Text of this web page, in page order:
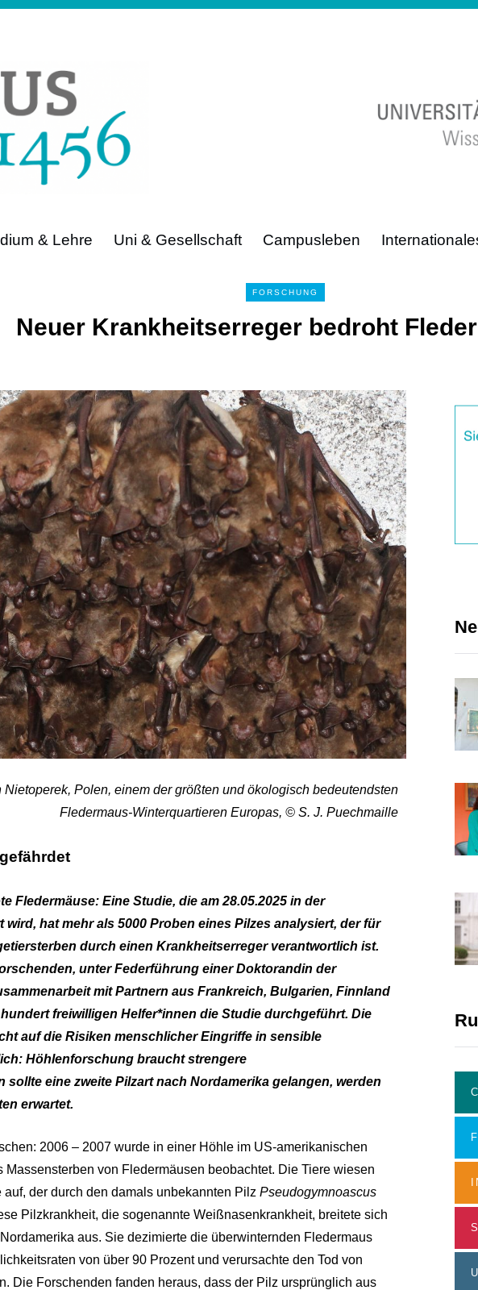
& Lehre Uni & Gesellschaft Campusleben
FORSCHUNG
Neuer Krankheitserreger bedroht
Polen, einem der größten und ökologisch bedeutendsten
Fledermaus-Winterquartieren Europas, © S. J. Puechmaille
Fledermäuse: Eine Studie, die am 28.05.2025 in der
wird, hat mehr als 5000 Proben eines Pilzes analysiert, der für
durch einen Krankheitserreger verantwortlich ist.
unter Federführung einer Doktorandin der
mit Partnern aus Frankreich, Bulgarien, Finnland
freiwilligen Helfer*innen die Studie durchgeführt. Die
auf die Risiken menschlicher Eingriffe in sensible
Höhlenforschung braucht strengere
eine zweite Pilzart nach Nordamerika gelangen, werden
erwartet.
2006 – 2007 wurde in einer Höhle im US-amerikanischen
von Fledermäusen beobachtet. Die Tiere wiesen
der durch den damals unbekannten Pilz Pseudogymnoascus
Pilzkrankheit, die sogenannte Weißnasenkrankheit, breitete sich
aus. Sie dezimierte die überwinternden Fledermaus
von über 90 Prozent und verursachte den Tod von
Die Forschenden fanden heraus, dass der Pilz ursprünglich aus